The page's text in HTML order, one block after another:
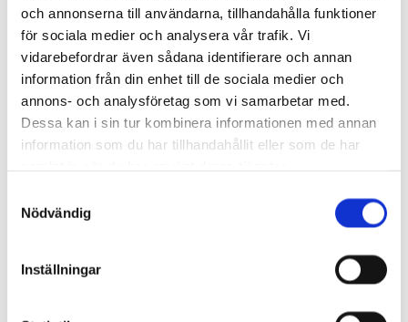
och annonserna till användarna, tillhandahålla funktioner
för sociala medier och analysera vår trafik. Vi
vidarebefordrar även sådana identifierare och annan
information från din enhet till de sociala medier och
annons- och analysföretag som vi samarbetar med.
Dessa kan i sin tur kombinera informationen med annan
information som du har tillhandahållit eller som de har
Nödvändig
Inställningar